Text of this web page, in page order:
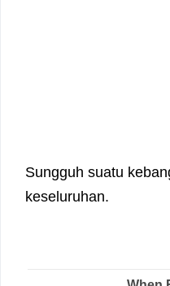
Sungguh suatu
keseluruhan.